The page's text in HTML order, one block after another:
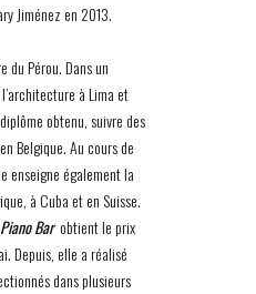
Jiménez en 2013.
du Pérou. Dans un
à Lima et
obtenu, suivre des
Belgique. Au cours de
enseigne également la
à Cuba et en Suisse.
Piano Bar obtient le prix
Depuis, elle a réalisé
dans plusieurs